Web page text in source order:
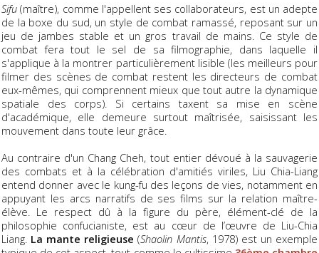
Sifu (maître), comme l'appellent ses collaborateurs, est un adepte
de la boxe du sud, un style de combat ramassé, reposant sur un
jeu de jambes stable et un gros travail de mains. Ce style de
combat fera tout le sel de sa filmographie, dans laquelle il
s'applique à la montrer particulièrement lisible (les meilleurs pour
filmer des scènes de combat restent les directeurs de combat
eux-mêmes, qui comprennent mieux que tout autre la dynamique
spatiale des corps). Si certains taxent sa mise en scène
d'académique, elle demeure surtout maîtrisée, saisissant les
mouvement dans toute leur grâce.
Au contraire d'un Chang Cheh, tout entier dévoué à la sauvagerie
des combats et à la célébration d'amitiés viriles, Liu Chia-Liang
entend donner avec le kung-fu des leçons de vies, notamment en
appuyant les arcs narratifs de ses films sur la relation maître-
élève. Le respect dû à la figure du père, élément-clé de la
philosophie confucianiste, est au cœur de l’œuvre de Liu-Chia
Liang. La mante religieuse (Shaolin Mantis, 1978) est un exemple